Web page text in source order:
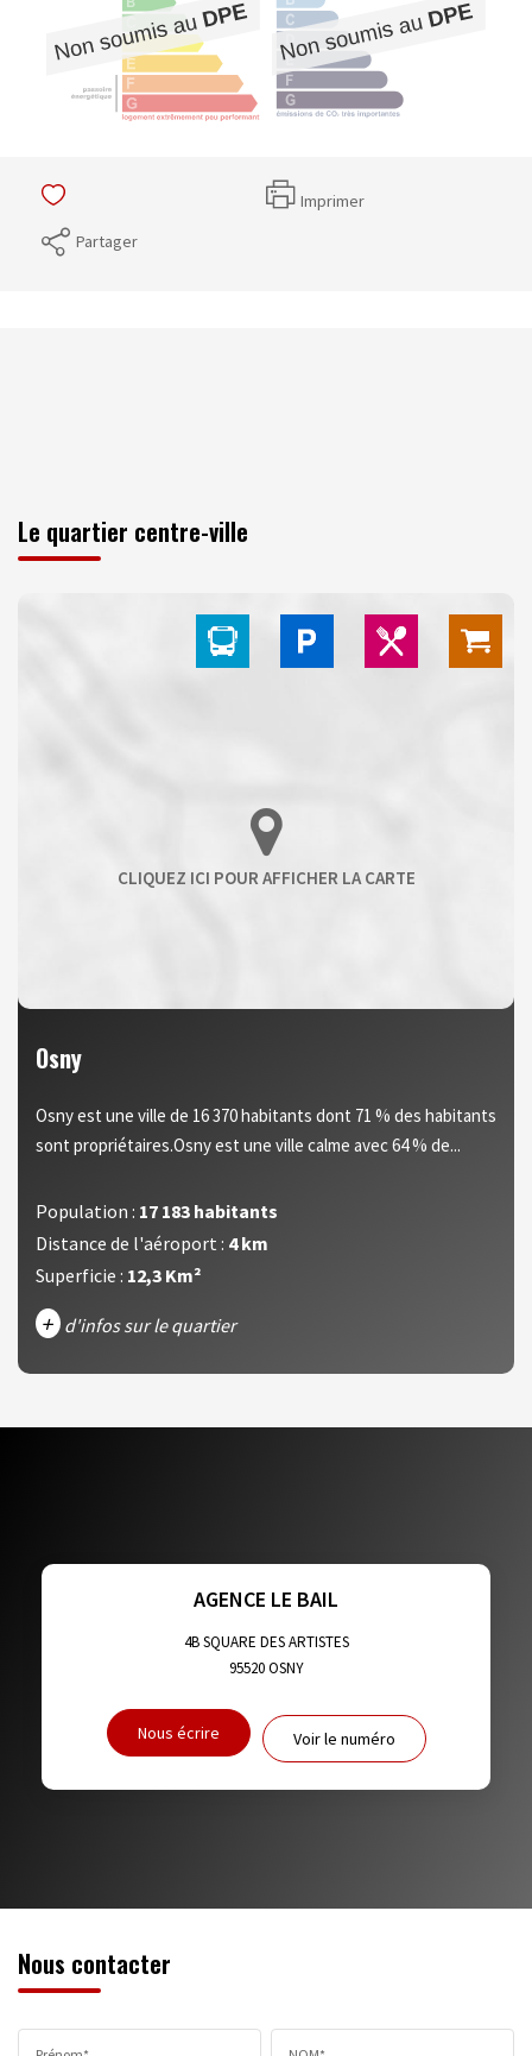
Imprimer
Partager
Le quartier centre-ville
Osny
Osny est une ville de 16 370 habitants dont 71 % des habitants
sont propriétaires.Osny est une ville calme avec 64 % de...
Population : 17 183 habitants
Distance de l'aéroport : 4 km
Superficie : 12,3 Km²
+ d'infos sur le quartier
DISTANCE DE L'AÉROPORT : SUPERFICIE :
RESTAURANTS ET CAFÉS COMMERCES
AGENCE LE BAIL
4B SQUARE DES ARTISTES
95520OSNY
Nous écrire Voir le numéro
Nous contacter